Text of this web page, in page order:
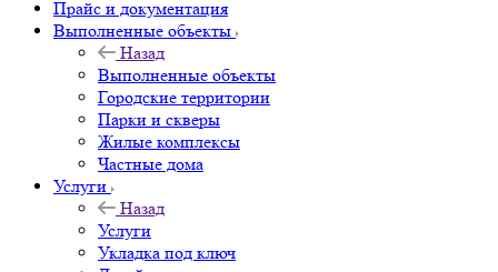
Прайс и документация
Выполненные объекты
Назад
Выполненные объекты
Городские территории
Парки и скверы
Жилые комплексы
Частные дома
Услуги
Назад
Услуги
Укладка под ключ